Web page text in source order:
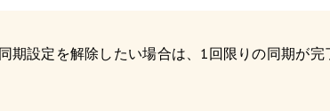
期設定を解除したい場合は、1回限りの同期が